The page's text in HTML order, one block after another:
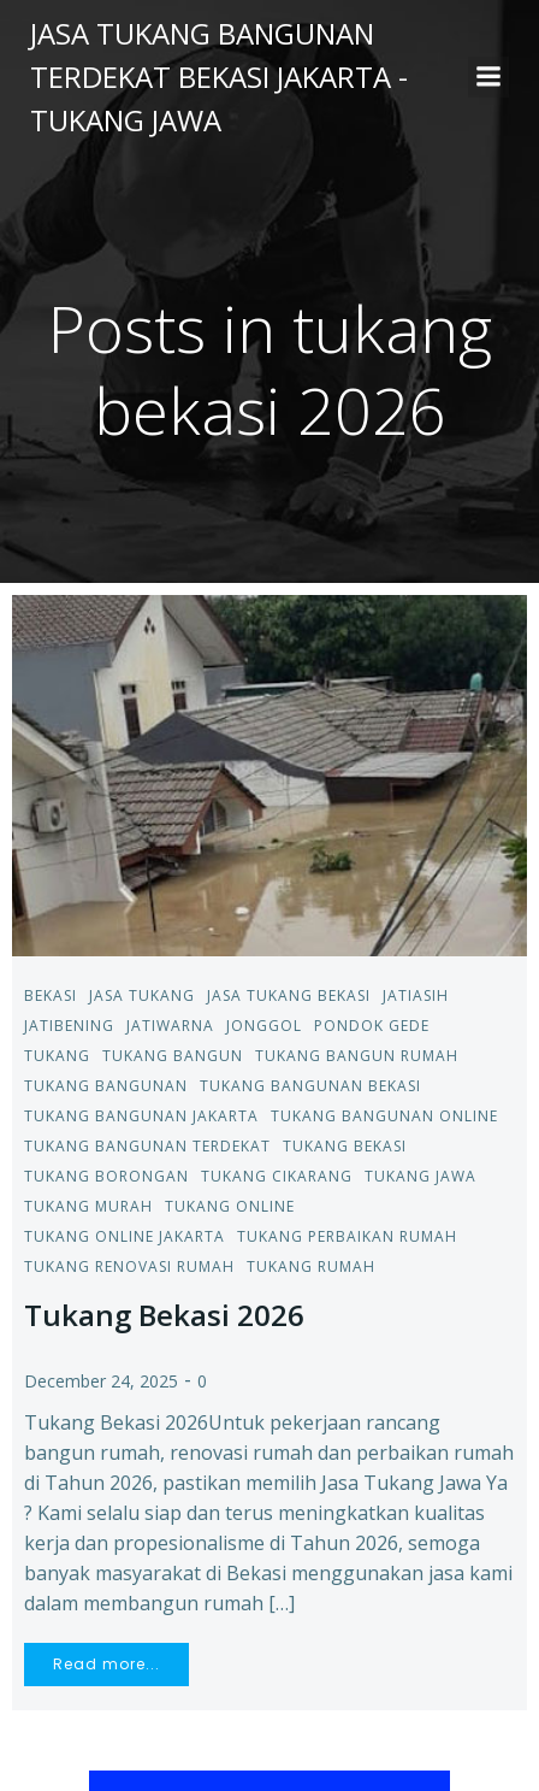
to
content
JASA TUKANG BANGUNAN
TERDEKAT BEKASI JAKARTA -
TUKANG JAWA
Posts in tukang
bekasi 2026
BEKASI JASA TUKANG JASA TUKANG BEKASI
JATIASIH
JATIBENING
JATIWARNA JONGGOL
PONDOK GEDE
TUKANG
TUKANG BANGUN
TUKANG BANGUN RUMAH
TUKANG BANGUNAN
TUKANG BANGUNAN BEKASI
TUKANG BANGUNAN JAKARTA
TUKANG BANGUNAN ONLINE
TUKANG BANGUNAN TERDEKAT
TUKANG BEKASI
TUKANG BORONGAN
TUKANG CIKARANG
TUKANG JAWA
TUKANG MURAH
TUKANG ONLINE
TUKANG ONLINE JAKARTA
TUKANG PERBAIKAN RUMAH
TUKANG RENOVASI RUMAH
TUKANG RUMAH
Tukang Bekasi 2026
December 24, 2025 - 0
Tukang Bekasi 2026Untuk pekerjaan rancang
bangun rumah, renovasi rumah dan perbaikan rumah
di Tahun 2026, pastikan memilih Jasa Tukang Jawa Ya
? Kami selalu siap dan terus meningkatkan kualitas
kerja dan propesionalisme di Tahun 2026, semoga
banyak masyarakat di Bekasi menggunakan jasa kami
dalam membangun rumah […]
Read more...